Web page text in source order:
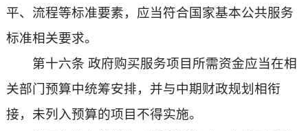
平、流程等标准要素，应当符合国家基本公共服务
标准相关要求。
第十六条 政府购买服务项目所需资金应当在相
关部门预算中统筹安排，并与中期财政规划相衔
接，未列入预算的项目不得实施。